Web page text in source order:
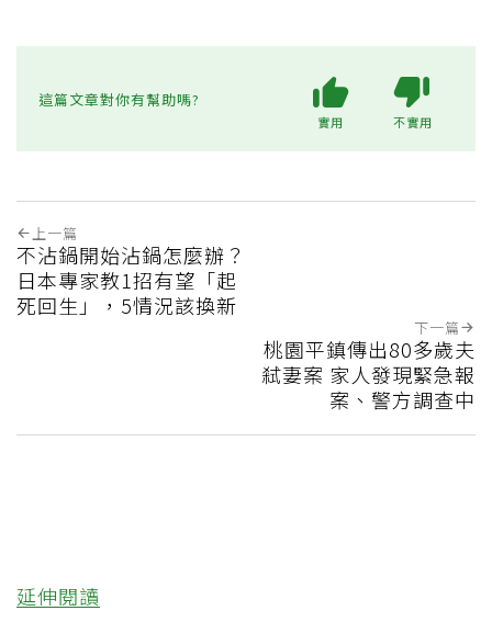
這篇文章對你有幫助嗎?
實用 不實用
上一篇
不沾鍋開始沾鍋怎麼辦？
日本專家教1招有望「起
死回生」，5情況該換新
下一篇
桃園平鎮傳出80多歲夫
弒妻案 家人發現緊急報
案、警方調查中
延伸閱讀